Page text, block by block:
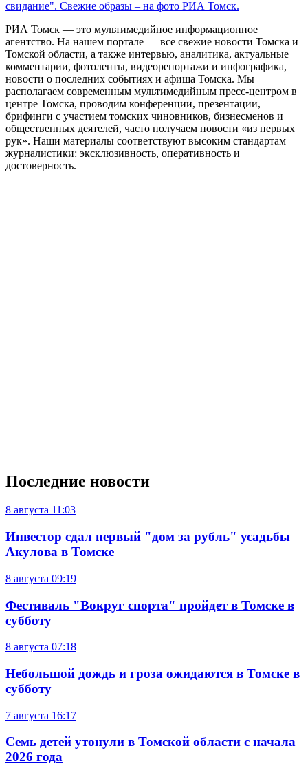
свидание". Свежие образы – на фото РИА Томск.
РИА Томск — это мультимедийное информационное
агентство. На нашем портале — все свежие новости Томска и
Томской области, а также интервью, аналитика, актуальные
комментарии, фотоленты, видеорепортажи и инфографика,
новости о последних событиях и афиша Томска. Мы
располагаем современным мультимедийным пресс-центром в
центре Томска, проводим конференции, презентации,
брифинги с участием томских чиновников, бизнесменов и
общественных деятелей, часто получаем новости «из первых
рук». Наши материалы соответствуют высоким стандартам
журналистики: эксклюзивность, оперативность и
достоверность.
Последние новости
8 августа 11:03
Инвестор сдал первый "дом за рубль" усадьбы
Акулова в Томске
8 августа 09:19
Фестиваль "Вокруг спорта" пройдет в Томске в
субботу
8 августа 07:18
Небольшой дождь и гроза ожидаются в Томске в
субботу
7 августа 16:17
Семь детей утонули в Томской области с начала
2026 года